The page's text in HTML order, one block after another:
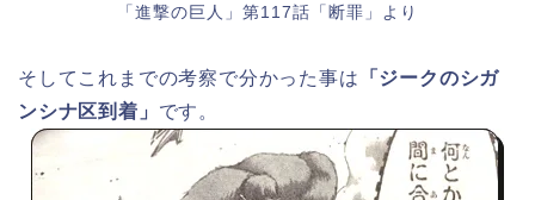
「進撃の巨人」第117話「断罪」より
そしてこれまでの考察で分かった事は 「ジークのシガ
ンシナ区到着」 です。